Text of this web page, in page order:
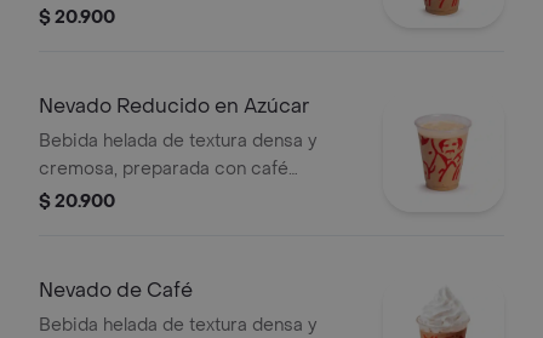
espresso, galleta oreo, mezcla láctea,
$ 20.900
Nevado Reducido en Azúcar
Bebida helada de textura densa y
cremosa, preparada con café
espresso, mezcla láctea reducida en
$ 20.900
Nevado de Café
Bebida helada de textura densa y